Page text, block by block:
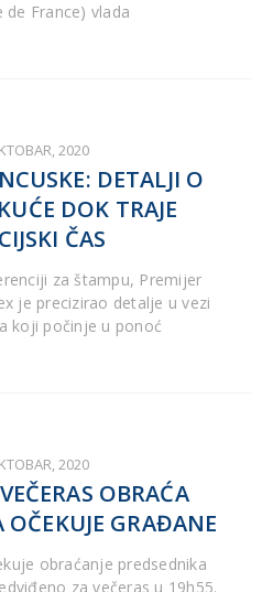
de France) vlada
2020
DETALJI O
DOK TRAJE
ČAS
za štampu, Premijer
je precizirao detalje u vezi
koji počinje u ponoć
2020
OBRAĆA
OČEKUJE GRAĐANE
obraćanje predsednika
za večeras u 19h55.